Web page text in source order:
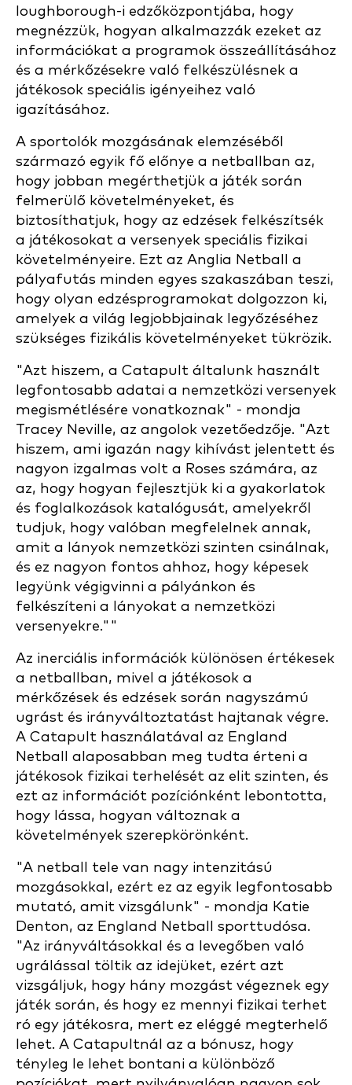
loughborough-i edzőközpontjába, hogy
megnézzük, hogyan alkalmazzák ezeket az
információkat a programok összeállításához
és a mérkőzésekre való felkészülésnek a
játékosok speciális igényeihez való
igazításához.
A sportolók mozgásának elemzéséből
származó egyik fő előnye a netballban az,
hogy jobban megérthetjük a játék során
felmerülő követelményeket, és
biztosíthatjuk, hogy az edzések felkészítsék
a játékosokat a versenyek speciális fizikai
követelményeire. Ezt az Anglia Netball a
pályafutás minden egyes szakaszában teszi,
hogy olyan edzésprogramokat dolgozzon ki,
amelyek a világ legjobbjainak legyőzéséhez
szükséges fizikális követelményeket tükrözik.
"Azt hiszem, a Catapult általunk használt
legfontosabb adatai a nemzetközi versenyek
megismétlésére vonatkoznak" - mondja
Tracey Neville, az angolok vezetőedzője. "Azt
hiszem, ami igazán nagy kihívást jelentett és
nagyon izgalmas volt a Roses számára, az
az, hogy hogyan fejlesztjük ki a gyakorlatok
és foglalkozások katalógusát, amelyekről
tudjuk, hogy valóban megfelelnek annak,
amit a lányok nemzetközi szinten csinálnak,
és ez nagyon fontos ahhoz, hogy képesek
legyünk végigvinni a pályánkon és
felkészíteni a lányokat a nemzetközi
versenyekre.""
Az inerciális információk különösen értékesek
a netballban, mivel a játékosok a
mérkőzések és edzések során nagyszámú
ugrást és irányváltoztatást hajtanak végre.
A Catapult használatával az England
Netball alaposabban meg tudta érteni a
játékosok fizikai terhelését az elit szinten, és
ezt az információt pozíciónként lebontotta,
hogy lássa, hogyan változnak a
követelmények szerepkörönként.
"A netball tele van nagy intenzitású
mozgásokkal, ezért ez az egyik legfontosabb
mutató, amit vizsgálunk" - mondja Katie
Denton, az England Netball sporttudósa.
"Az irányváltásokkal és a levegőben való
ugrálással töltik az idejüket, ezért azt
vizsgáljuk, hogy hány mozgást végeznek egy
játék során, és hogy ez mennyi fizikai terhet
ró egy játékosra, mert ez eléggé megterhelő
lehet. A Catapultnál az a bónusz, hogy
tényleg le lehet bontani a különböző